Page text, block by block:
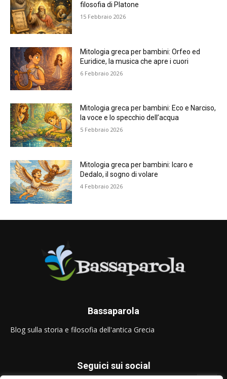
filosofia di Platone
15 Febbraio 2026
Mitologia greca per bambini: Orfeo ed
Euridice, la musica che apre i cuori
6 Febbraio 2026
Mitologia greca per bambini: Eco e Narciso,
la voce e lo specchio dell’acqua
5 Febbraio 2026
Mitologia greca per bambini: Icaro e
Dedalo, il sogno di volare
4 Febbraio 2026
Bassaparola
Blog sulla storia e filosofia dell'antica Grecia
Seguici sui social